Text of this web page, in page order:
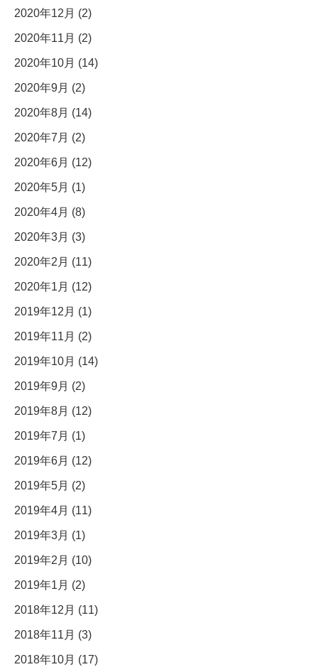
2020年12月 (2)
2020年11月 (2)
2020年10月 (14)
2020年9月 (2)
2020年8月 (14)
2020年7月 (2)
2020年6月 (12)
2020年5月 (1)
2020年4月 (8)
2020年3月 (3)
2020年2月 (11)
2020年1月 (12)
2019年12月 (1)
2019年11月 (2)
2019年10月 (14)
2019年9月 (2)
2019年8月 (12)
2019年7月 (1)
2019年6月 (12)
2019年5月 (2)
2019年4月 (11)
2019年3月 (1)
2019年2月 (10)
2019年1月 (2)
2018年12月 (11)
2018年11月 (3)
2018年10月 (17)